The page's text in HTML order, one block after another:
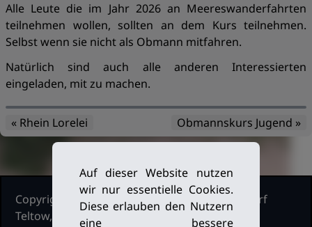
Alle Leute die im Jahr 2026 an Meereswanderfahrten
teilnehmen wollen, sollten an dem Kurs teilnehmen.
Selbst wenn sie nicht als Obmann mitfahren.
Natürlich sind auch alle anderen Interessierten
eingeladen, mit zu machen.
« Rhein Lorelei Obmannskurs Jugend »
Copyright Ruderclub Kleinmachnow Stahnsdorf
Teltow, 2026. Alle Rechte vorbehalten.
Auf dieser Website nutzen
wir nur essentielle Cookies.
Diese erlauben den Nutzern
eine bessere